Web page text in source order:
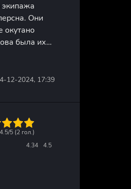
экипажа
Они
окутано
была их
12-2024, 17:39
4.34 4.5
4.5/5 (2 гол.)